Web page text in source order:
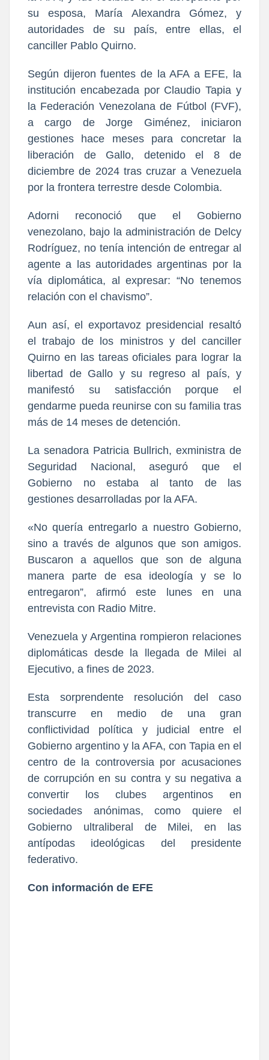
su esposa, María Alexandra Gómez, y
autoridades de su país, entre ellas, el
canciller Pablo Quirno.
Según dijeron fuentes de la AFA a EFE, la
institución encabezada por Claudio Tapia y
la Federación Venezolana de Fútbol (FVF),
a cargo de Jorge Giménez, iniciaron
gestiones hace meses para concretar la
liberación de Gallo, detenido el 8 de
diciembre de 2024 tras cruzar a Venezuela
por la frontera terrestre desde Colombia.
Adorni reconoció que el Gobierno
venezolano, bajo la administración de Delcy
Rodríguez, no tenía intención de entregar al
agente a las autoridades argentinas por la
vía diplomática, al expresar: “No tenemos
relación con el chavismo”.
Aun así, el exportavoz presidencial resaltó
el trabajo de los ministros y del canciller
Quirno en las tareas oficiales para lograr la
libertad de Gallo y su regreso al país, y
manifestó su satisfacción porque el
gendarme pueda reunirse con su familia tras
más de 14 meses de detención.
La senadora Patricia Bullrich, exministra de
Seguridad Nacional, aseguró que el
Gobierno no estaba al tanto de las
gestiones desarrolladas por la AFA.
«No quería entregarlo a nuestro Gobierno,
sino a través de algunos que son amigos.
Buscaron a aquellos que son de alguna
manera parte de esa ideología y se lo
entregaron”, afirmó este lunes en una
entrevista con Radio Mitre.
Venezuela y Argentina rompieron relaciones
diplomáticas desde la llegada de Milei al
Ejecutivo, a fines de 2023.
Esta sorprendente resolución del caso
transcurre en medio de una gran
conflictividad política y judicial entre el
Gobierno argentino y la AFA, con Tapia en el
centro de la controversia por acusaciones
de corrupción en su contra y su negativa a
convertir los clubes argentinos en
sociedades anónimas, como quiere el
Gobierno ultraliberal de Milei, en las
antípodas ideológicas del presidente
federativo.
Con información de EFE